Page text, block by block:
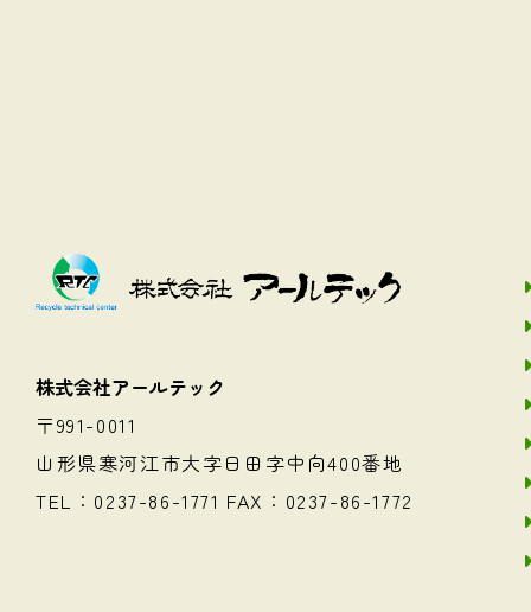
株式会社アールテック
〒991-0011
山形県寒河江市大字日田字中向400番地
TEL：0237-86-1771 FAX：0237-86-1772